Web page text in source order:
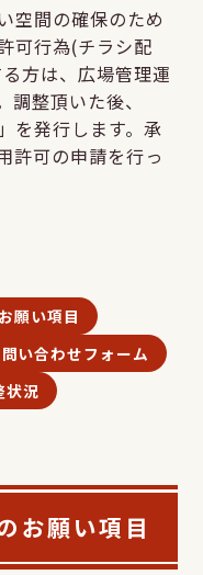
空間の確保のため
可行為(チラシ配
方は、広場管理運
整頂いた後、
を発行します。承
許可の申請を行っ
願い項目
い合わせフォーム
状況
お願い項目